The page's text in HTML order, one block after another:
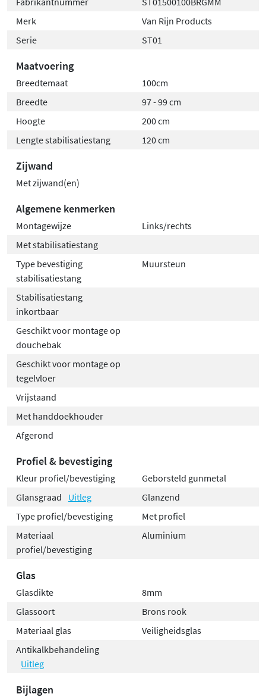
Merk
Van Rijn Products
Serie
ST01
Maatvoering
Breedtemaat
100cm
Breedte
97 - 99 cm
Hoogte
200 cm
Lengte stabilisatiestang
120 cm
Zijwand
Met zijwand(en)
Algemene kenmerken
Montagewijze
Links/rechts
Met stabilisatiestang
Type bevestiging
stabilisatiestang
Muursteun
Stabilisatiestang
inkortbaar
Geschikt voor montage op
douchebak
Geschikt voor montage op
tegelvloer
Vrijstaand
Met handdoekhouder
Afgerond
Profiel & bevestiging
Kleur profiel/bevestiging
Geborsteld gunmetal
Glansgraad
Uitleg
Glanzend
Type profiel/bevestiging
Met profiel
Materiaal
profiel/bevestiging
Aluminium
Glas
Glasdikte
8mm
Glassoort
Brons rook
Materiaal glas
Veiligheidsglas
Antikalkbehandeling
Uitleg
Bijlagen